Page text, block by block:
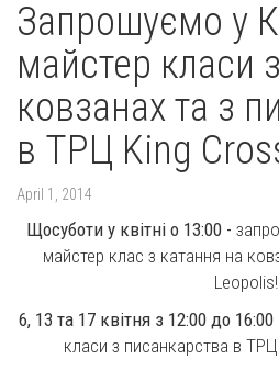
Запрошуємо у
майстер класи
ковзанах та з
в ТРЦ King
April 1, 2014
Щосуботи у квітні о 13:00 -
майстер клас з катання на
Leopolis!
6, 13 та 17 квітня з 12:00 до 16:00
класи з писанкарства в